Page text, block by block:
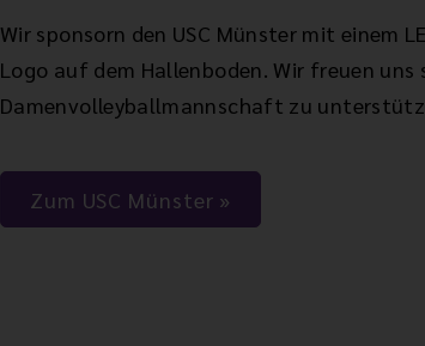
Wir sponsorn den USC Münster mit einem
Logo auf dem Hallenboden. Wir freuen uns
Damenvolleyballmannschaft zu
Zum USC Münster